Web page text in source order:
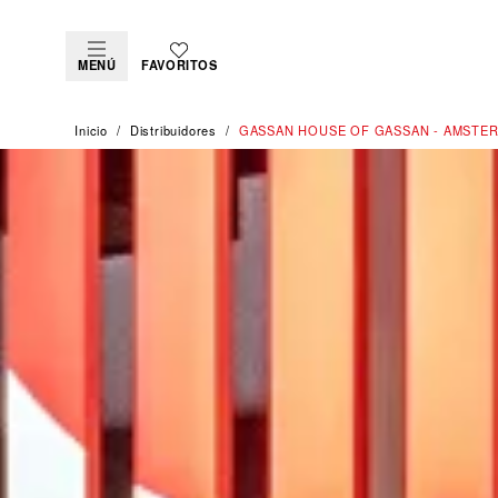
MENÚ FAVORITOS
Inicio Distribuidores ‭GASSAN HOUSE OF GASSAN -